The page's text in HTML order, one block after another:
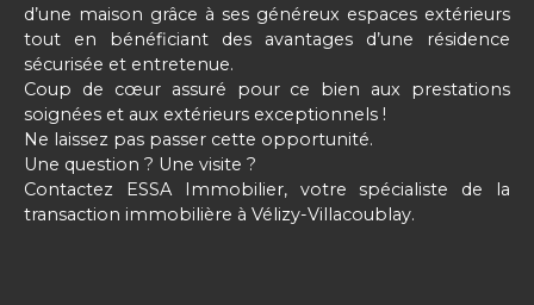
d’une maison grâce à ses généreux espaces extérieurs
tout en bénéficiant des avantages d’une résidence
sécurisée et entretenue.
Coup de cœur assuré pour ce bien aux prestations
soignées et aux extérieurs exceptionnels !
Ne laissez pas passer cette opportunité.
Une question ? Une visite ?
Contactez ESSA Immobilier, votre spécialiste de la
transaction immobilière à Vélizy-Villacoublay.